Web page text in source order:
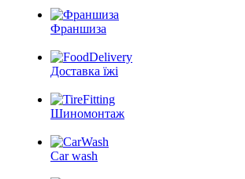
Франшиза
Доставка їжі
Шиномонтаж
Car wash